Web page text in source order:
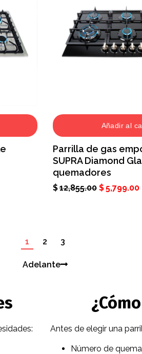
Añadir al
Parrilla de gas
SUPRA Diamond
quemadores
$12,855.00 $5,799.00
1 2 3
Adelante
Antes de elegir una
Número de